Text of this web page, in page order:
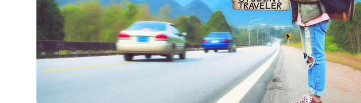
お問合せ
人材募集 （ライター、配車スタッフ、デザイナー）